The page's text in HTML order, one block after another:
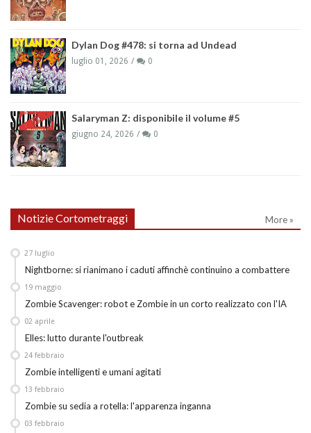
Dylan Dog #478: si torna ad Undead
luglio 01, 2026 0
Salaryman Z: disponibile il volume #5
giugno 24, 2026 0
Notizie Cortometraggi More »
Nightborne: si rianimano i caduti affinchè continuino a combattere
27 luglio
Zombie Scavenger: robot e Zombie in un corto realizzato con l'IA
19 maggio
Elles: lutto durante l'outbreak
02 aprile
Zombie intelligenti e umani agitati
24 febbraio
Zombie su sedia a rotella: l'apparenza inganna
13 febbraio
03 febbraio